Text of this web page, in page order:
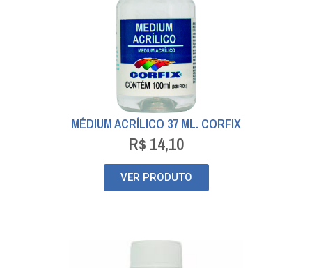
MÉDIUM ACRÍLICO 37 ML. CORFIX
R$ 14,10
VER PRODUTO